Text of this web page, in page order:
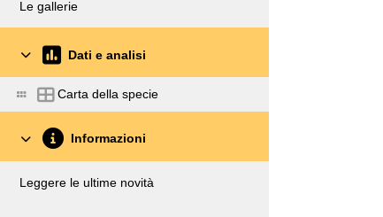
Le gallerie
Dati e analisi
Carta della specie
Informazioni
Leggere le ultime novità